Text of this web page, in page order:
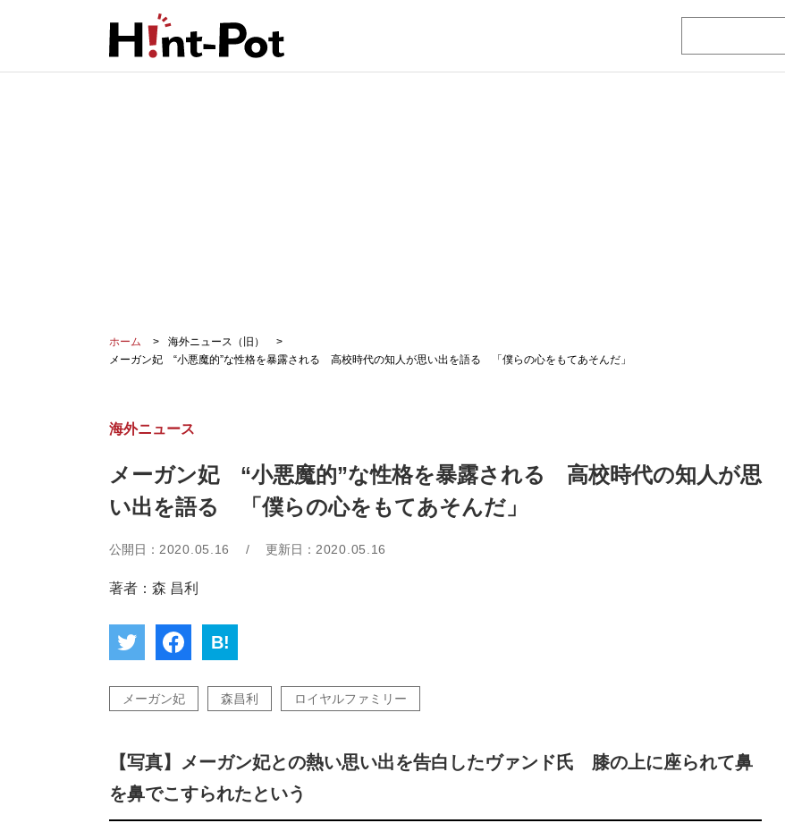
ホーム
海外ニュース（旧）
メーガン妃 “小悪魔的”な性格を暴露される 高校時代の知人が思い出を語る 「僕らの心をもてあそんだ」
海外ニュース
メーガン妃 “小悪魔的”な性格を暴露される 高校時代の知人が思
い出を語る 「僕らの心をもてあそんだ」
公開日： 2020.05.16 / 更新日： 2020.05.16
著者：森 昌利
B!
メーガン妃 森昌利 ロイヤルファミリー
【写真】メーガン妃との熱い思い出を告白したヴァンド氏 膝の上に座られて鼻
を鼻でこすられたという